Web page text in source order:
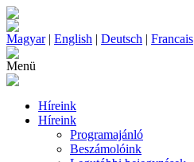
Magyar| English | Deutsch | Francais
Menü
Híreink
Híreink
Programajánló
Beszámolóink